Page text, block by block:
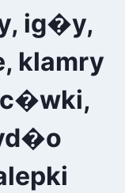
ig�y,
klamry